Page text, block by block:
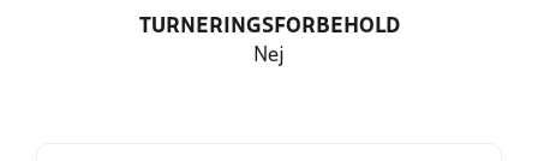
TURNERINGSFORBEHOLD
Nej